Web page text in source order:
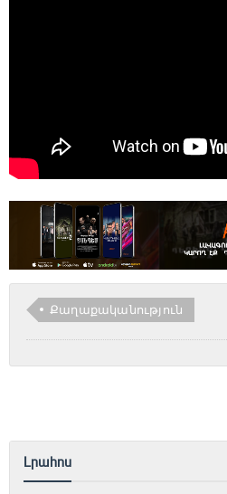
Քաղաքականություն
Լրահոս